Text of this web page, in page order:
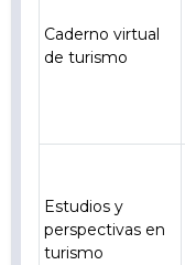
Caderno virtual
de turismo
Estudios y
perspectivas en
turismo